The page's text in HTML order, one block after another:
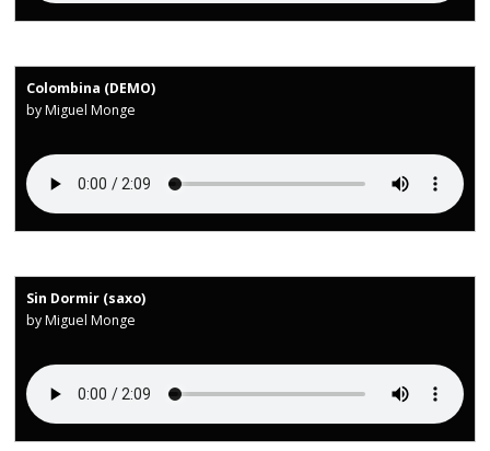
Colombina (DEMO)
by Miguel Monge
Sin Dormir (saxo)
by Miguel Monge